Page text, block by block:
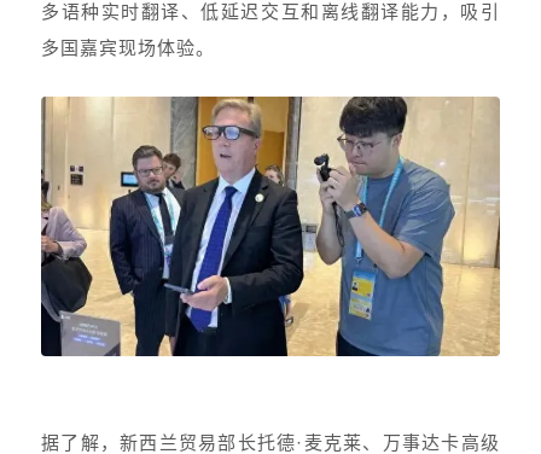
多语种实时翻译、低延迟交互和离线翻译能力，吸引
多国嘉宾现场体验。
据了解，新西兰贸易部长托德·麦克莱、万事达卡高级